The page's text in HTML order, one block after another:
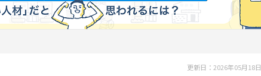
更新日：2026年05月18日